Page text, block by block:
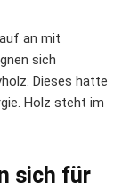
an mit
sich
Dieses hatte
Holz steht im
sich für